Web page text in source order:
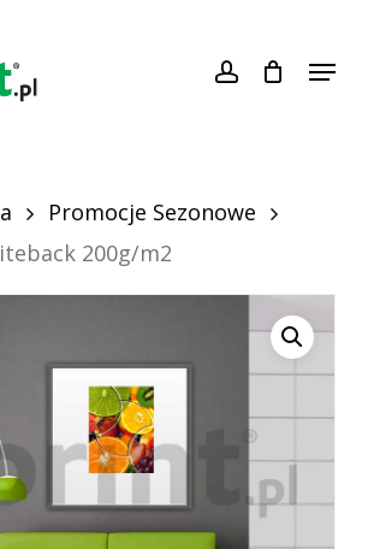
konto Menu
Promocje Sezonowe
200g/m2
Close